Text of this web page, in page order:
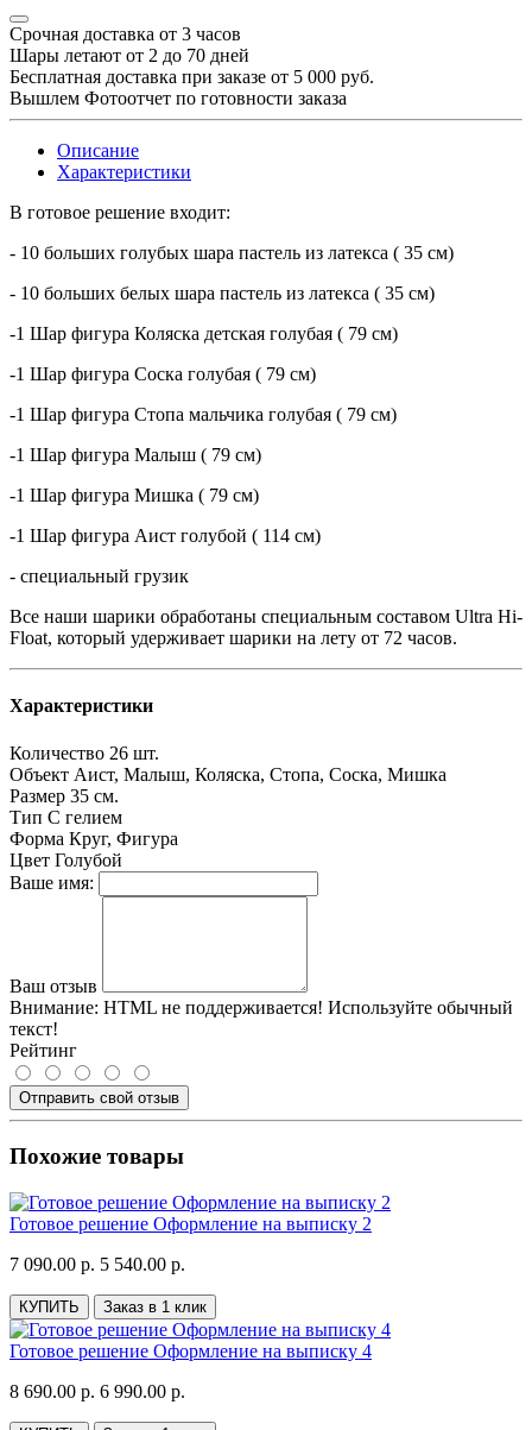
Срочная доставка от 3 часов
Шары летают от 2 до 70 дней
Бесплатная доставка при заказе от 5 000 руб.
Вышлем Фотоотчет по готовности заказа
Описание
Характеристики
В готовое решение входит:
- 10 больших голубых шара пастель из латекса ( 35 см)
- 10 больших белых шара пастель из латекса ( 35 см)
-1 Шар фигура Коляска детская голубая ( 79 см)
-1 Шар фигура Соска голубая ( 79 см)
-1 Шар фигура Стопа мальчика голубая ( 79 см)
-1 Шар фигура Малыш ( 79 см)
-1 Шар фигура Мишка ( 79 см)
-1 Шар фигура Аист голубой ( 114 см)
- специальный грузик
Все наши шарики обработаны специальным составом Ultra Hi-
Float, который удерживает шарики на лету от 72 часов.
Характеристики
Количество 26 шт.
Объект Аист, Малыш, Коляска, Стопа, Соска, Мишка
Размер 35 см.
Тип С гелием
Форма Круг, Фигура
Цвет Голубой
Ваше имя:
Ваш отзыв
Внимание: HTML не поддерживается! Используйте обычный
текст!
Рейтинг
Отправить свой отзыв
Похожие товары
Готовое решение Оформление на выписку 2
7 090.00 р. 5 540.00 р.
КУПИТЬ Заказ в 1 клик
Готовое решение Оформление на выписку 4
8 690.00 р. 6 990.00 р.